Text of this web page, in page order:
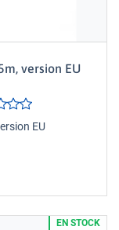
version EU
EU
EN STOCK